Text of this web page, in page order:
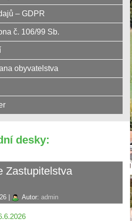
– GDPR
č. 106/99 Sb.
obyvatelstva
desky:
Zastupitelstva
Autor: admin